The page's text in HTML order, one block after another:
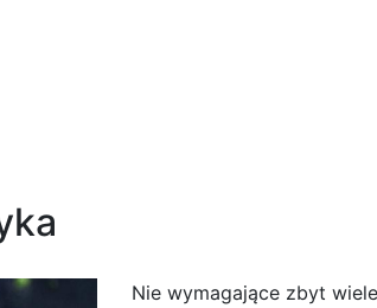
Nie wymagające zbyt